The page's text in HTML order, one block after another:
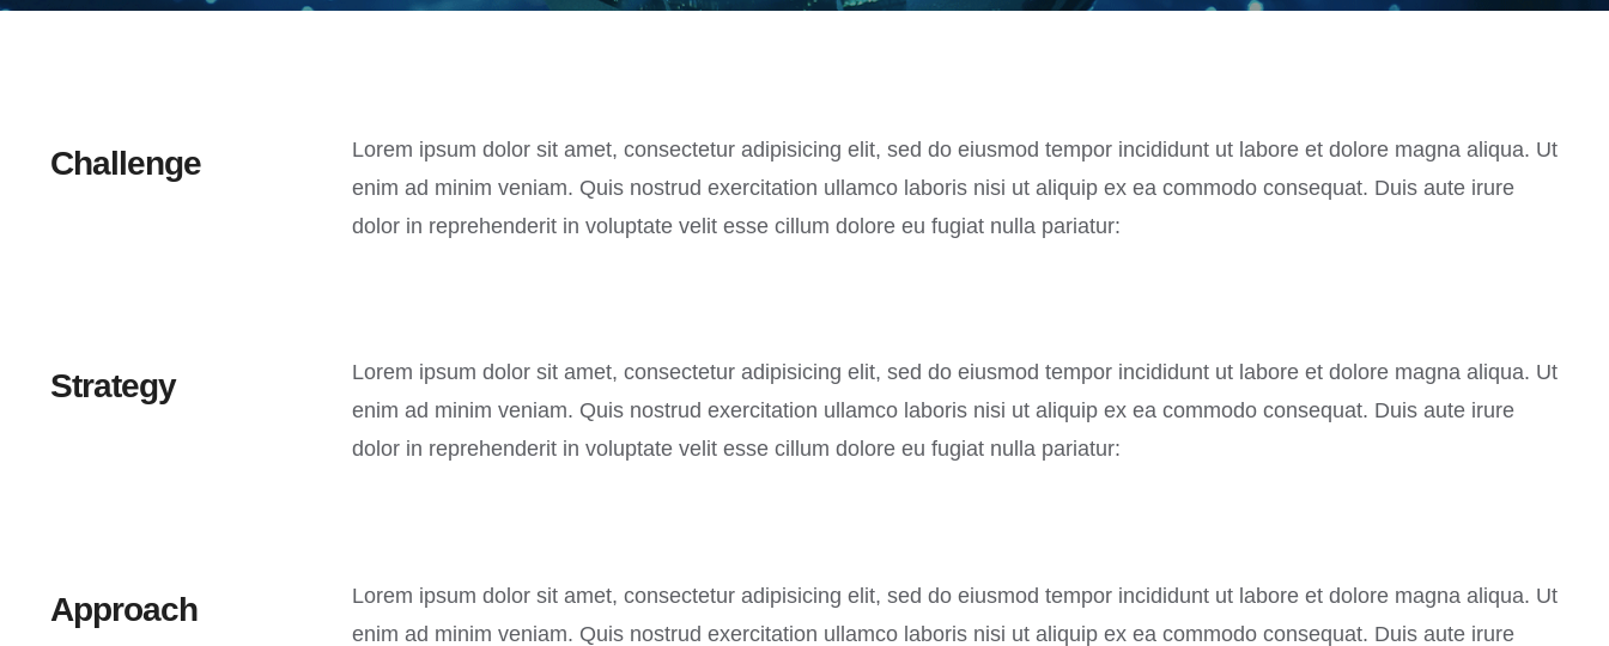
Challenge
Lorem ipsum dolor sit amet, consectetur adipisicing elit, sed do eiusmod tempor incididunt ut labore et dolore magna aliqua. Ut
enim ad minim veniam. Quis nostrud exercitation ullamco laboris nisi ut aliquip ex ea commodo consequat. Duis aute irure
dolor in reprehenderit in voluptate velit esse cillum dolore eu fugiat nulla pariatur:
Strategy
Lorem ipsum dolor sit amet, consectetur adipisicing elit, sed do eiusmod tempor incididunt ut labore et dolore magna aliqua. Ut
enim ad minim veniam. Quis nostrud exercitation ullamco laboris nisi ut aliquip ex ea commodo consequat. Duis aute irure
dolor in reprehenderit in voluptate velit esse cillum dolore eu fugiat nulla pariatur:
Approach
Lorem ipsum dolor sit amet, consectetur adipisicing elit, sed do eiusmod tempor incididunt ut labore et dolore magna aliqua. Ut
enim ad minim veniam. Quis nostrud exercitation ullamco laboris nisi ut aliquip ex ea commodo consequat. Duis aute irure